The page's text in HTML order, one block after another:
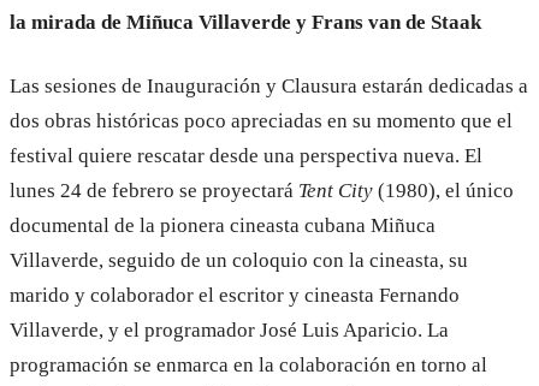
la mirada de Miñuca Villaverde y Frans van de Staak
Las sesiones de Inauguración y Clausura estarán dedicadas a
dos obras históricas poco apreciadas en su momento que el
festival quiere rescatar desde una perspectiva nueva. El
lunes 24 de febrero se proyectará Tent City (1980), el único
documental de la pionera cineasta cubana Miñuca
Villaverde, seguido de un coloquio con la cineasta, su
marido y colaborador el escritor y cineasta Fernando
Villaverde, y el programador José Luis Aparicio. La
programación se enmarca en la colaboración en torno al